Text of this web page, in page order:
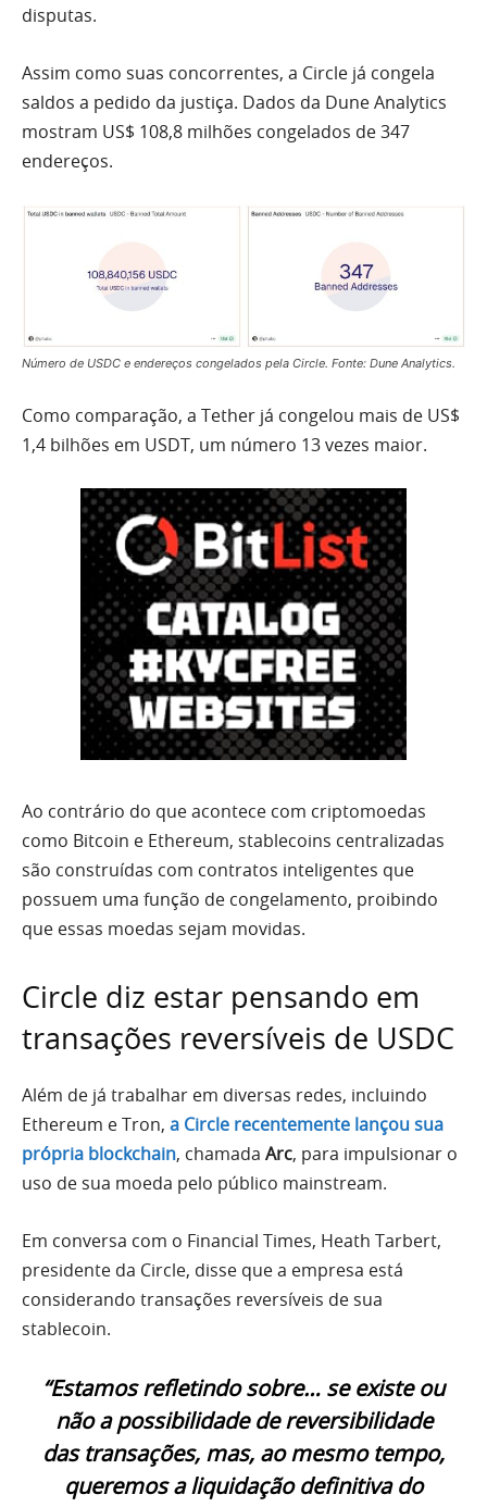
disputas.
Assim como suas concorrentes, a Circle já congela
saldos a pedido da justiça. Dados da Dune Analytics
mostram US$ 108,8 milhões congelados de 347
endereços.
Número de USDC e endereços congelados pela Circle. Fonte: Dune Analytics.
Como comparação, a Tether já congelou mais de US$
1,4 bilhões em USDT, um número 13 vezes maior.
Ao contrário do que acontece com criptomoedas
como Bitcoin e Ethereum, stablecoins centralizadas
são construídas com contratos inteligentes que
possuem uma função de congelamento, proibindo
que essas moedas sejam movidas.
Circle diz estar pensando em
transações reversíveis de USDC
Além de já trabalhar em diversas redes, incluindo
Ethereum e Tron, a Circle recentemente lançou sua
própria blockchain, chamada Arc, para impulsionar o
uso de sua moeda pelo público mainstream.
Em conversa com o Financial Times, Heath Tarbert,
presidente da Circle, disse que a empresa está
considerando transações reversíveis de sua
stablecoin.
“Estamos refletindo sobre… se existe ou
não a possibilidade de reversibilidade
das transações, mas, ao mesmo tempo,
queremos a liquidação definitiva do